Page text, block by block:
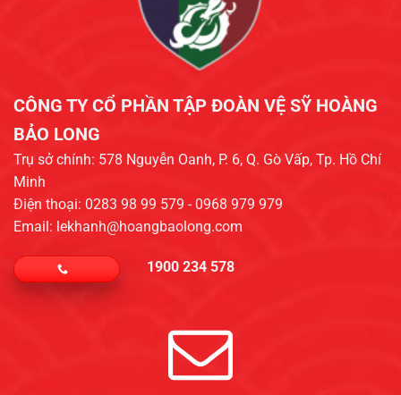
CÔNG TY CỔ PHẦN TẬP ĐOÀN VỆ SỸ HOÀNG
BẢO LONG​
Trụ sở chính: 578 Nguyễn Oanh, P. 6, Q. Gò Vấp, Tp. Hồ Chí
Minh
Điện thoại: 0283 98 99 579 - 0968 979 979
Email: lekhanh@hoangbaolong.com
1900 234 578